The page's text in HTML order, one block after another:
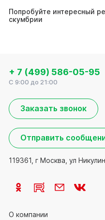
Попробуйте интересный
скумбрии
О компании
+ 7 (499) 586-05-95
C 9:00 до 21:00
Заказать звонок
Отправить
119361, г Москва, ул